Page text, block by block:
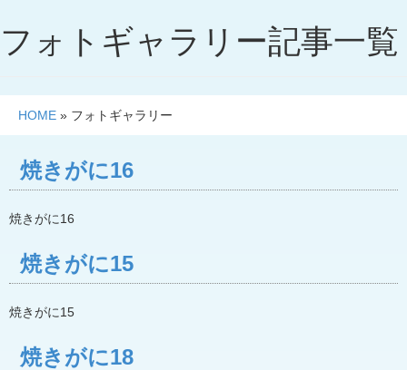
フォトギャラリー記事一覧
HOME » フォトギャラリー
焼きがに16
焼きがに16
焼きがに15
焼きがに15
焼きがに18